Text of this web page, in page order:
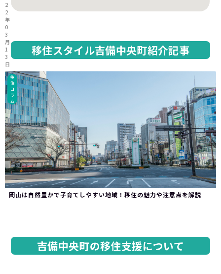
移住スタイル吉備中央町紹介記事
移
住
コ
ラ
ム
岡山は自然豊かで子育てしやすい地域！移住の魅力や注意点を解説
2
2
年
0
3
月
1
3
日
吉備中央町の移住支援について